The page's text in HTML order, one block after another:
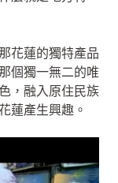
花蓮的獨特產品
個獨一無二的唯
，融入原住民族
蓮產生興趣。